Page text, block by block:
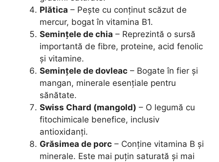
Plătica – Pește cu conținut scăzut de
mercur, bogat în vitamina B1.
Semințele de chia – Reprezintă o sursă
importantă de fibre, proteine, acid fenolic
și vitamine.
Semințele de dovleac – Bogate în fier și
mangan, minerale esențiale pentru
sănătate.
Swiss Chard (mangold) – O legumă cu
fitochimicale benefice, inclusiv
antioxidanți.
Grăsimea de porc – Conține vitamina B și
minerale. Este mai puțin saturată și mai